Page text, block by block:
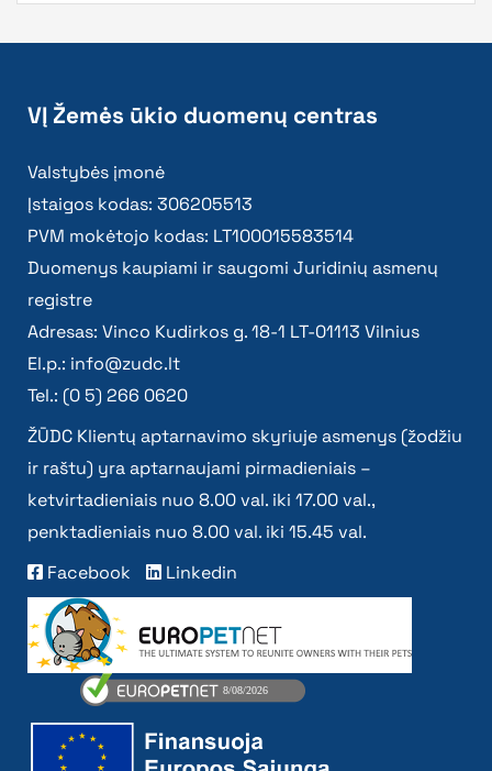
VĮ Žemės ūkio duomenų centras
Valstybės įmonė
Įstaigos kodas: 306205513
PVM mokėtojo kodas: LT100015583514
Duomenys kaupiami ir saugomi Juridinių asmenų
registre
Adresas: Vinco Kudirkos g. 18-1 LT-01113 Vilnius
El.p.: info@zudc.lt
Tel.: (0 5) 266 0620
ŽŪDC Klientų aptarnavimo skyriuje asmenys (žodžiu
ir raštu) yra aptarnaujami pirmadieniais –
ketvirtadieniais nuo 8.00 val. iki 17.00 val.,
penktadieniais nuo 8.00 val. iki 15.45 val.
Facebook
Linkedin